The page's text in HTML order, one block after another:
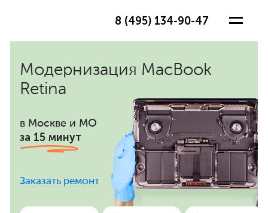
8 (495) 134-90-47
Модернизация MacBook
Retina
в Москве и МО
за 15 минут
Заказать ремонт